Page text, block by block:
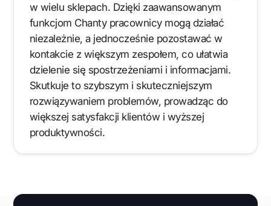
w wielu sklepach. Dzięki zaawansowanym
funkcjom Chanty pracownicy mogą działać
niezależnie, a jednocześnie pozostawać w
kontakcie z większym zespołem, co ułatwia
dzielenie się spostrzeżeniami i informacjami.
Skutkuje to szybszym i skuteczniejszym
rozwiązywaniem problemów, prowadząc do
większej satysfakcji klientów i wyższej
produktywności.